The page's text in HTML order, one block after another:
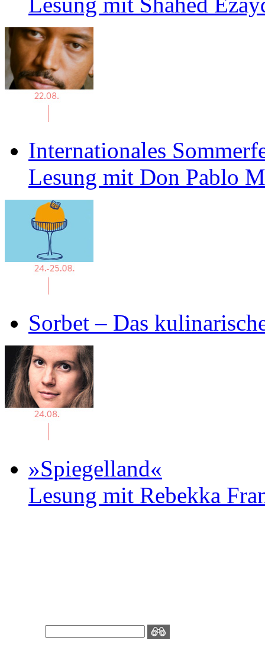
Internationales
Lesung mit Don Pablo
Sorbet – Das
»Spiegelland«
Lesung mit Rebekka